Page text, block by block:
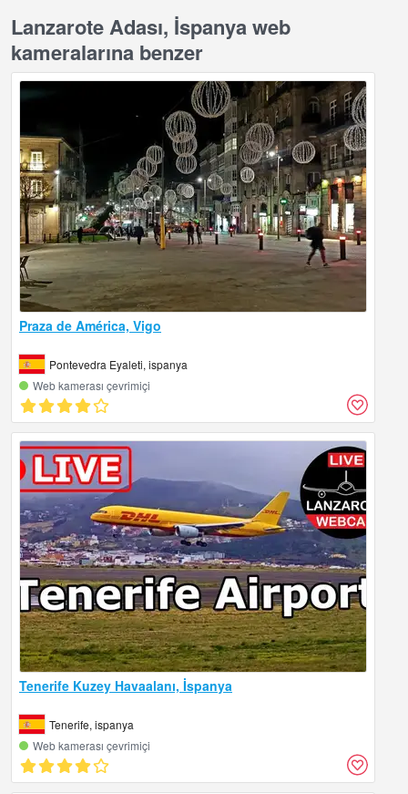
Lanzarote Adası, İspanya web
kameralarına benzer
Praza de América, Vigo
Pontevedra Eyaleti, ispanya
Web kamerası çevrimiçi
Tenerife Kuzey Havaalanı, İspanya
Tenerife, ispanya
Web kamerası çevrimiçi